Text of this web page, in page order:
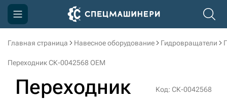
Главная страница Навесное оборудование Гидровращатели
Переходник СК-0042568 OEM
Переходник Код: СК-0042568
Компания
Доставка и оплата